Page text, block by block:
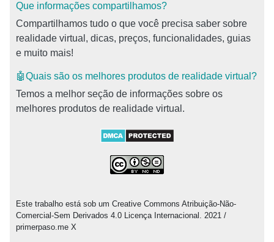
Que informações compartilhamos?
Compartilhamos tudo o que você precisa saber sobre
realidade virtual, dicas, preços, funcionalidades, guias
e muito mais!
🤖Quais são os melhores produtos de realidade virtual?
Temos a melhor seção de informações sobre os
melhores produtos de realidade virtual.
Este trabalho está sob um Creative Commons Atribuição-Não-
Comercial-Sem Derivados 4.0 Licença Internacional. 2021 /
primerpaso.me X